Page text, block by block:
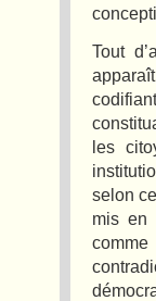
Tout
les
selon
mis en